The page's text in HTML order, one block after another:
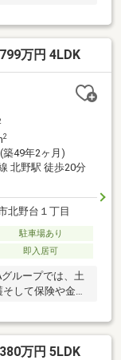
万円 4LDK
2
築49年2ヶ月)
北野駅 徒歩20分
北野台１丁目
駐車場あり
即入居可
ループでは、土
して保険や金
万円 5LDK